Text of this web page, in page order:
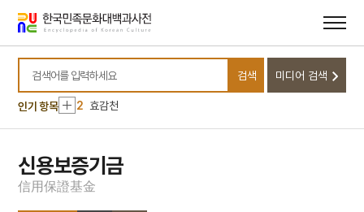
바로가기
바로가기
검색어를 입력하세요
검색 미디어 검색
인기 항목
10 일제강점기
1 금성대군
2 효감천
3 금강산
4
북조선임시인민위원회
5 외삼촌
신용보증기금
信用保證基金